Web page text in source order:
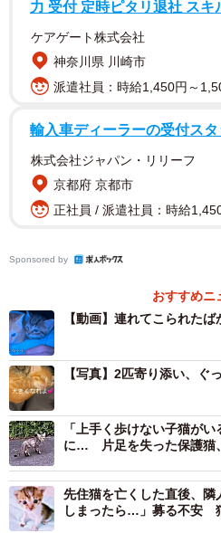
先住猫の命日の日。とってもちっちゃ
好き51歳母」さん提供、Instagramより
「もう猫は飼わない」そう
けいちゃんさんの家では、これ
ました。病気や心臓発作、そし
るなど、深い時間をともに過ご
特に最後の1匹を見送ったのは
力 受付 定時ピタリ退社 スキ
ケアゲート株式会社
神奈川県 川崎市
派遣社員：時給1,450円～
輸入車ディーラーの受付スタ
株式会社ジャパン・リリーフ
京都府 京都市
正社員 / 派遣社員：時給
Sponsored by
おすすめニ
【動画】連れてこられた
【写真】2匹寄り添い、ぐ
「上手く歩けない子猫が
に… 片足を失った保護猫
先住猫を亡くした直後、
しまったら…」募る不安